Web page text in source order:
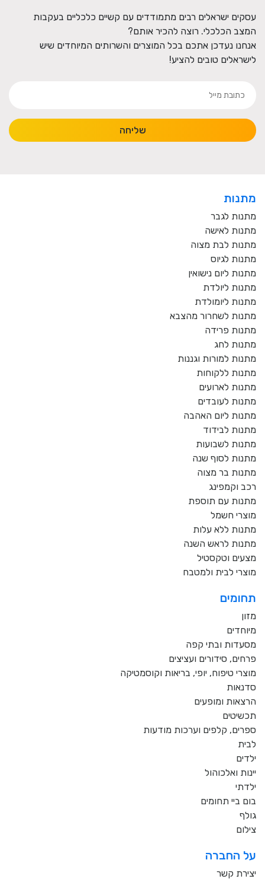
עסקים ישראלים רבים מתמודדים עם קשיים כלכליים בעקבות
המצב הכלכלי. רוצה להכיר אותם?
אנחנו נעדכן אתכם בכל המוצרים והשרותים המיוחדים שיש
לישראלים טובים להציע!
שליחה
מתנות
מתנות לגבר
מתנות לאישה
מתנות לבת מצוה
מתנות לגיוס
מתנות ליום נישואין
מתנות ליולדת
מתנות ליומולדת
מתנות לשחרור מהצבא
מתנות פרידה
מתנות לחג
מתנות למורות וגננות
מתנות ללקוחות
מתנות לארועים
מתנות לעובדים
מתנות ליום האהבה
מתנות לבידוד
מתנות לשבועות
מתנות לסוף שנה
מתנות בר מצוה
רכב וקמפינג
מתנות עם תוספת
מוצרי חשמל
מתנות ללא עלות
מתנות לראש השנה
מצעים וטקסטיל
מוצרי לבית ולמטבח
תחומים
מזון
מיוחדים
מסעדות ובתי קפה
פרחים, סידורים ועציצים
מוצרי טיפוח, יופי, בריאות וקוסמטיקה
סדנאות
הרצאות ומופעים
תכשיטים
ספרים, קלפים וערכות מודעות
לבית
ילדים
יינות ואלכוהול
ילדתי
בום ביי תחומים
גולף
צילום
על החברה
יצירת קשר